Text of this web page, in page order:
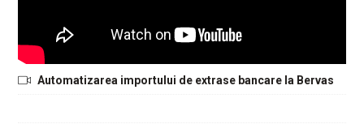
Automatizarea importului de extrase bancare la Bervas